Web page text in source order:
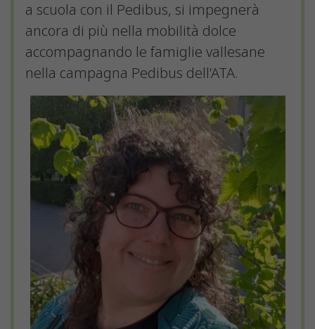
a scuola con il Pedibus, si impegnerà
ancora di più nella mobilità dolce
accompagnando le famiglie vallesane
nella campagna Pedibus dell’ATA.